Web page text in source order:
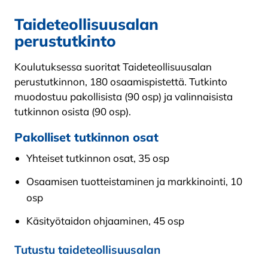
Taideteollisuusalan
perustutkinto
Koulutuksessa suoritat Taideteollisuusalan
perustutkinnon, 180 osaamispistettä. Tutkinto
muodostuu pakollisista (90 osp) ja valinnaisista
tutkinnon osista (90 osp).
Pakolliset tutkinnon osat
Yhteiset tutkinnon osat, 35 osp
Osaamisen tuotteistaminen ja markkinointi, 10
osp
Käsityötaidon ohjaaminen, 45 osp
Tutustu taideteollisuusalan